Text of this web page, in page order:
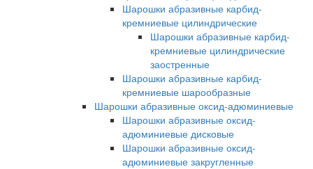
Шарошки абразивные карбид-
кремниевые цилиндрические
Шарошки абразивные карбид-
кремниевые цилиндрические
заостренные
Шарошки абразивные карбид-
кремниевые шарообразные
Шарошки абразивные оксид-адюминиевые
Шарошки абразивные оксид-
адюминиевые дисковые
Шарошки абразивные оксид-
адюминиевые закругленные